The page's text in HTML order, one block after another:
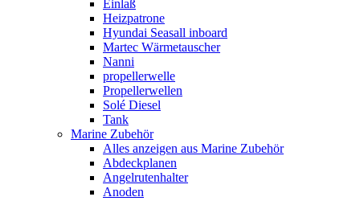
Einlaß
Heizpatrone
Hyundai Seasall inboard
Martec Wärmetauscher
Nanni
propellerwelle
Propellerwellen
Solé Diesel
Tank
Marine Zubehör
Alles anzeigen aus Marine Zubehör
Abdeckplanen
Angelrutenhalter
Anoden